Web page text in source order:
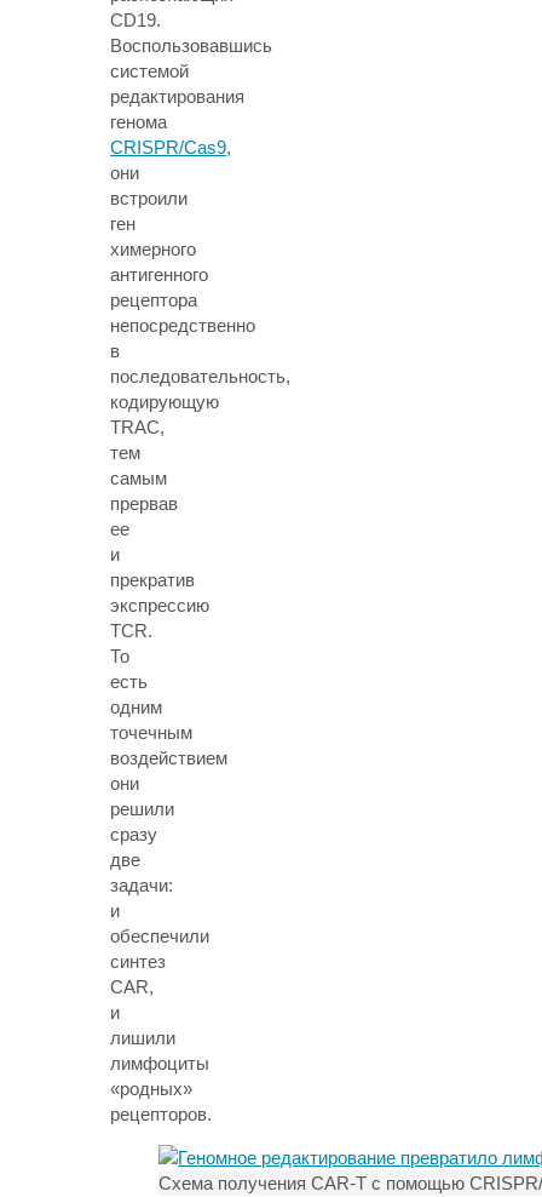
CD19.
Воспользовавшись
системой
редактирования
генома
CRISPR/Cas9,
они
встроили
ген
химерного
антигенного
рецептора
непосредственно
в
последовательность,
кодирующую
TRAC,
тем
самым
прервав
ее
и
прекратив
экспрессию
TCR.
То
есть
одним
точечным
воздействием
они
решили
сразу
две
задачи:
и
обеспечили
синтез
CAR,
и
лишили
лимфоциты
«родных»
рецепторов.
Схема получения CAR-T с помощью